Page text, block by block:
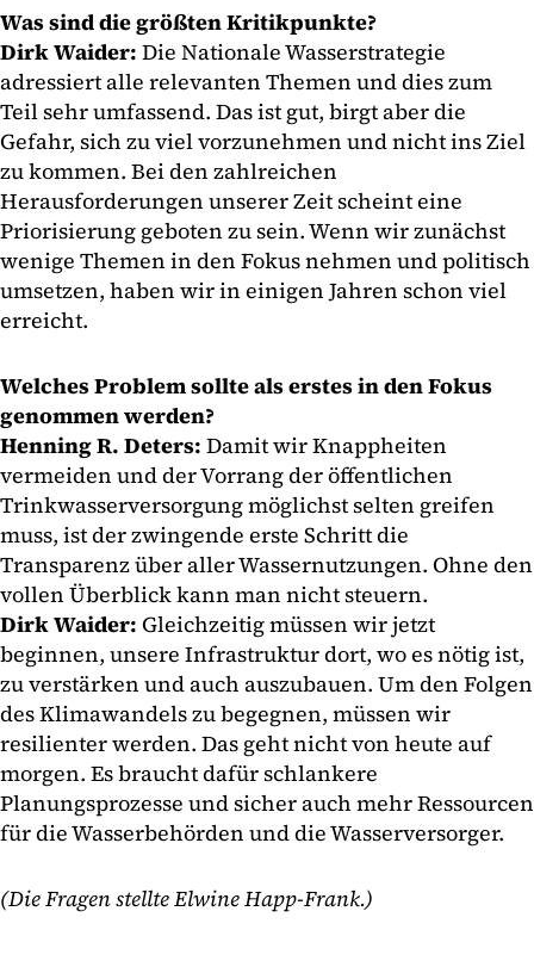
Was sind die größten Kritikpunkte?
Dirk Waider: Die Nationale Wasserstrategie
adressiert alle relevanten Themen und dies zum
Teil sehr umfassend. Das ist gut, birgt aber die
Gefahr, sich zu viel vorzunehmen und nicht ins Ziel
zu kommen. Bei den zahlreichen
Herausforderungen unserer Zeit scheint eine
Priorisierung geboten zu sein. Wenn wir zunächst
wenige Themen in den Fokus nehmen und politisch
umsetzen, haben wir in einigen Jahren schon viel
erreicht.
Welches Problem sollte als erstes in den Fokus
genommen werden?
Henning R. Deters: Damit wir Knappheiten
vermeiden und der Vorrang der öffentlichen
Trinkwasserversorgung möglichst selten greifen
muss, ist der zwingende erste Schritt die
Transparenz über aller Wassernutzungen. Ohne den
vollen Überblick kann man nicht steuern.
Dirk Waider: Gleichzeitig müssen wir jetzt
beginnen, unsere Infrastruktur dort, wo es nötig ist,
zu verstärken und auch auszubauen. Um den Folgen
des Klimawandels zu begegnen, müssen wir
resilienter werden. Das geht nicht von heute auf
morgen. Es braucht dafür schlankere
Planungsprozesse und sicher auch mehr Ressourcen
für die Wasserbehörden und die Wasserversorger.
(Die Fragen stellte Elwine Happ-Frank.)